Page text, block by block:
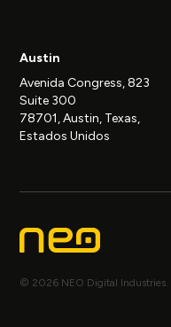
Austin
Avenida Congress, 823
Suite 300
78701, Austin, Texas,
Estados Unidos
© 2026 NEO Digital Industries.